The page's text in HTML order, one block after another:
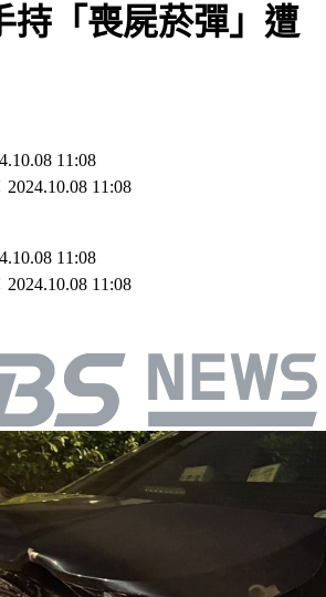
「喪屍菸彈」遭
11:08
11:08
11:08
2024.10.08 11:08